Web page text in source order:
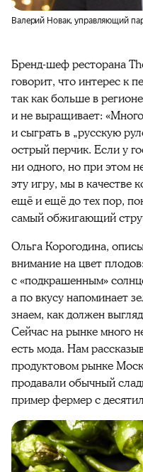
Валерий Новак, управляющий
Бренд-шеф ресторана
говорит, что интерес к
так как больше в
и не выращивает:
и сыграть в „русскую
острый перчик. Если у
ни одного, но при этом
эту игру, мы в качестве
ещё и ещё до тех пор,
самый обжигающий
Ольга Корогодина,
внимание на цвет
с «подкрашенным»
а по вкусу напоминает
знаем, как должен
Сейчас на рынке много
есть мода. Нам
продуктовом рынке
продавали обычный
пример фермер с